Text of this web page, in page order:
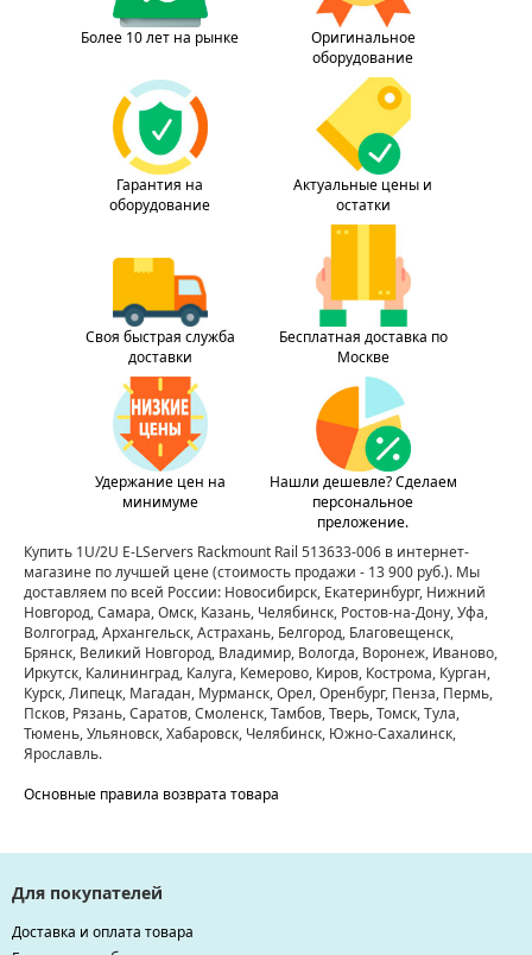
Более 10 лет на рынке
Оригинальное
оборудование
Гарантия на
оборудование
Актуальные цены и
остатки
Своя быстрая служба
доставки
Бесплатная доставка по
Москве
Удержание цен на
минимуме
Нашли дешевле? Сделаем
персональное
преложение.
Купить 1U/2U E-LServers Rackmount Rail 513633-006 в интернет-
магазине по лучшей цене(стоимость продажи - 13 900 руб.). Мы
доставляем по всей России: Новосибирск, Екатеринбург, Нижний
Новгород, Самара, Омск, Казань, Челябинск, Ростов-на-Дону, Уфа,
Волгоград, Архангельск, Астрахань, Белгород, Благовещенск,
Брянск, Великий Новгород, Владимир, Вологда, Воронеж, Иваново,
Иркутск, Калининград, Калуга, Кемерово, Киров, Кострома, Курган,
Курск, Липецк, Магадан, Мурманск, Орел, Оренбург, Пенза, Пермь,
Псков, Рязань, Саратов, Смоленск, Тамбов, Тверь, Томск, Тула,
Тюмень, Ульяновск, Хабаровск, Челябинск, Южно-Сахалинск,
Ярославль.
Основные правила возврата товара
Для покупателей
Доставка и оплата товара